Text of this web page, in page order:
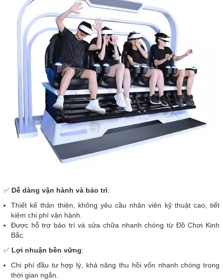
✅ Dễ dàng vận hành và bảo trì:
Thiết kế thân thiện, không yêu cầu nhân viên kỹ thuật cao, tiết
kiệm chi phí vận hành.
Được hỗ trợ bảo trì và sửa chữa nhanh chóng từ Đồ Chơi Kinh
Bắc.
✅ Lợi nhuận bền vững:
Chi phí đầu tư hợp lý, khả năng thu hồi vốn nhanh chóng trong
thời gian ngắn.